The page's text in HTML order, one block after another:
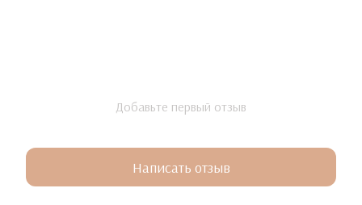
Добавьте первый отзыв
Написать отзыв